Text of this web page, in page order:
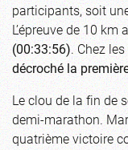
participants, soit
L’épreuve de 10 km
(00:33:56). Chez
décroché la
Le clou de la fin de
demi-marathon.
quatrième victoire